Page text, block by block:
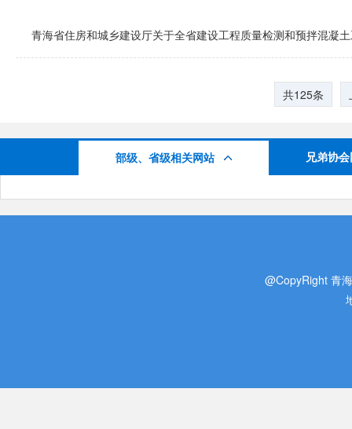
青海省住房和城乡建设厅关于全省建设工程质量检测和预拌混凝
共125条
部级、省级相关网站 兄弟协
@CopyRight 青